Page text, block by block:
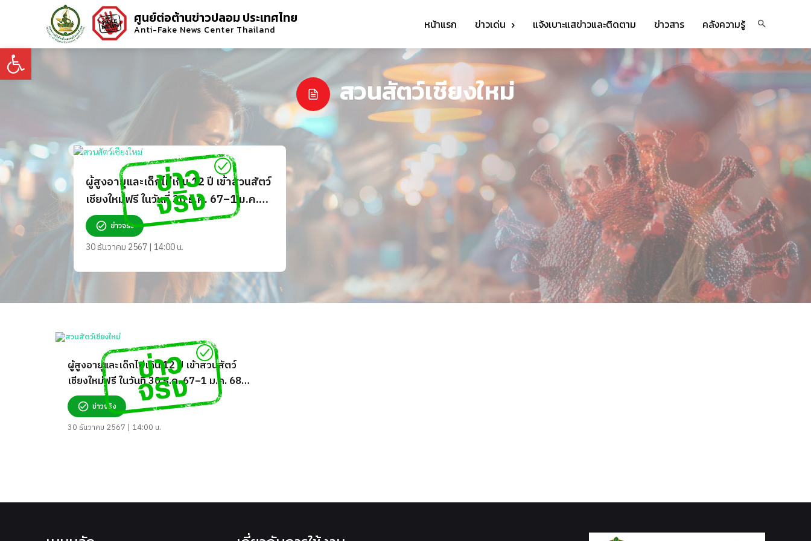
Open toolbar
ศูนย์ต่อต้านข่าวปลอม ประเทศไทย
Anti-Fake News Center Thailand หน้าแรก ข่าวเด่น แจ้งเบาะแสข่าวและติดตาม ข่าวสาร คลังความรู้
สวนสัตว์เชียงใหม่
ผู้สูงอายุและเด็กไม่เกิน 12 ปี เข้าสวนสัตว์
เชียงใหม่ฟรี ในวันที่ 30 ธ.ค. 67–1 ม.ค.
68 จริงหรือ?
ข่าวจริง
30 ธันวาคม 2567 | 14:00 น.
ผู้สูงอายุและเด็กไม่เกิน 12 ปี เข้าสวนสัตว์
เชียงใหม่ฟรี ในวันที่ 30 ธ.ค. 67–1 ม.ค. 68
จริงหรือ?
ข่าวจริง
30 ธันวาคม 2567 | 14:00 น.